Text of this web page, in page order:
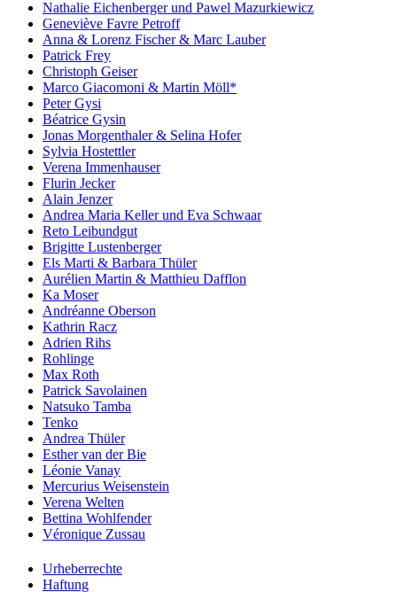
Nathalie Eichenberger und Pawel Mazurkiewicz
Geneviève Favre Petroff
Anna & Lorenz Fischer & Marc Lauber
Patrick Frey
Christoph Geiser
Marco Giacomoni & Martin Möll*
Peter Gysi
Béatrice Gysin
Jonas Morgenthaler & Selina Hofer
Sylvia Hostettler
Verena Immenhauser
Flurin Jecker
Alain Jenzer
Andrea Maria Keller und Eva Schwaar
Reto Leibundgut
Brigitte Lustenberger
Els Marti & Barbara Thüler
Aurélien Martin & Matthieu Dafflon
Ka Moser
Andréanne Oberson
Kathrin Racz
Adrien Rihs
Rohlinge
Max Roth
Patrick Savolainen
Natsuko Tamba
Tenko
Andrea Thüler
Esther van der Bie
Léonie Vanay
Mercurius Weisenstein
Verena Welten
Bettina Wohlfender
Véronique Zussau
Urheberrechte
Haftung